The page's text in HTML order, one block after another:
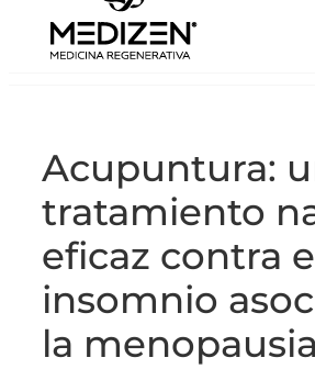
Acupuntura:
tratamiento
eficaz contra
insomnio
la menopausia